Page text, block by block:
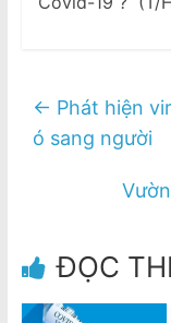
← Phát hiện
ó sang người
ĐỌC